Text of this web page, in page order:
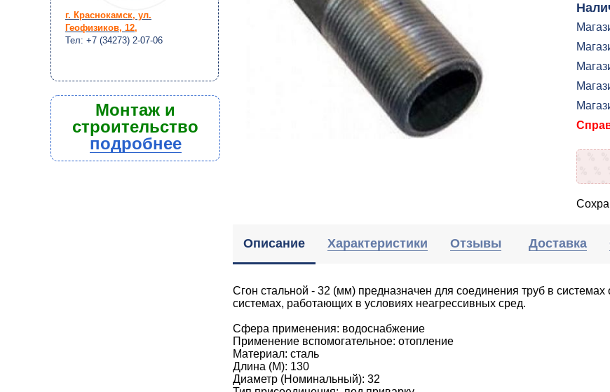
Описание Характеристики Отзывы Доставка
Сгон стальной - 32 (мм) предназначен для соединения труб в
системах, работающих в условиях неагрессивных сред.
Сфера применения: водоснабжение
Применение вспомогательное: отопление
Материал: сталь
Длина (М): 130
Диаметр (Номинальный): 32
г. Краснокамск, ул.
Геофизиков, 12,
Тел: +7 (34273) 2-07-06
Монтаж и
строительство
подробнее